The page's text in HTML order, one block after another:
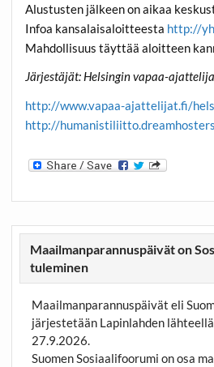
Alustusten jälkeen on aikaa
Infoa kansalaisaloitteesta http://
Mahdollisuus täyttää aloitteen
Järjestäjät: Helsingin vapaa-
http://www.vapaa-ajattelijat.fi/
http://
Maailmanparannuspäivät on
tuleminen
Maailmanparannuspäivät eli
järjestetään Lapinlahden
27.9.2026.
Suomen Sosiaalifoorumi on osa